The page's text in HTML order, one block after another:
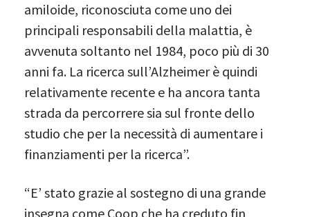
amiloide, riconosciuta come uno dei
principali responsabili della malattia, è
avvenuta soltanto nel 1984, poco più di 30
anni fa. La ricerca sull’Alzheimer è quindi
relativamente recente e ha ancora tanta
strada da percorrere sia sul fronte dello
studio che per la necessità di aumentare i
finanziamenti per la ricerca”.
“E’ stato grazie al sostegno di una grande
insegna come Coop che ha creduto fin